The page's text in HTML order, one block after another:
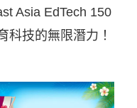
Asia EdTech 150
科技的無限潛力！